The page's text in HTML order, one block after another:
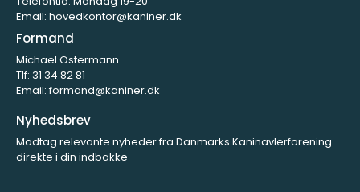
Email: hovedkontor@kaniner.dk
Formand
Michael Ostermann
Tlf: 31 34 82 81
Email:formand@kaniner.dk
Nyhedsbrev
Modtag relevante nyheder fra Danmarks Kaninavlerforening
direkte i din indbakke